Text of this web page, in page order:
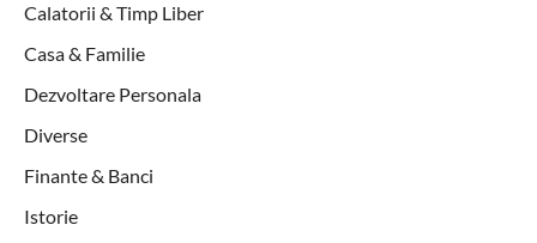
Calatorii & Timp Liber
Casa & Familie
Dezvoltare Personala
Diverse
Finante & Banci
Istorie